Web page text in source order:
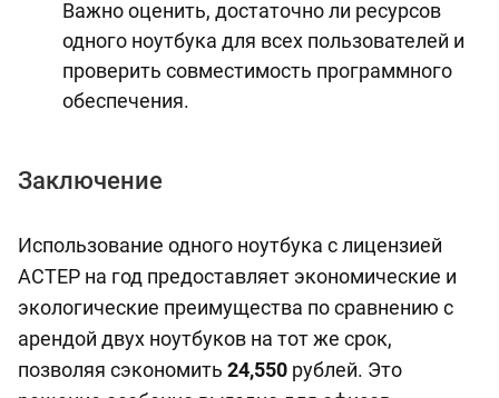
Важно оценить, достаточно ли ресурсов
одного ноутбука для всех пользователей и
проверить совместимость программного
обеспечения.
Заключение
Использование одного ноутбука с лицензией
АСТЕР на год предоставляет экономические и
экологические преимущества по сравнению с
арендой двух ноутбуков на тот же срок,
позволяя сэкономить 24,550 рублей. Это